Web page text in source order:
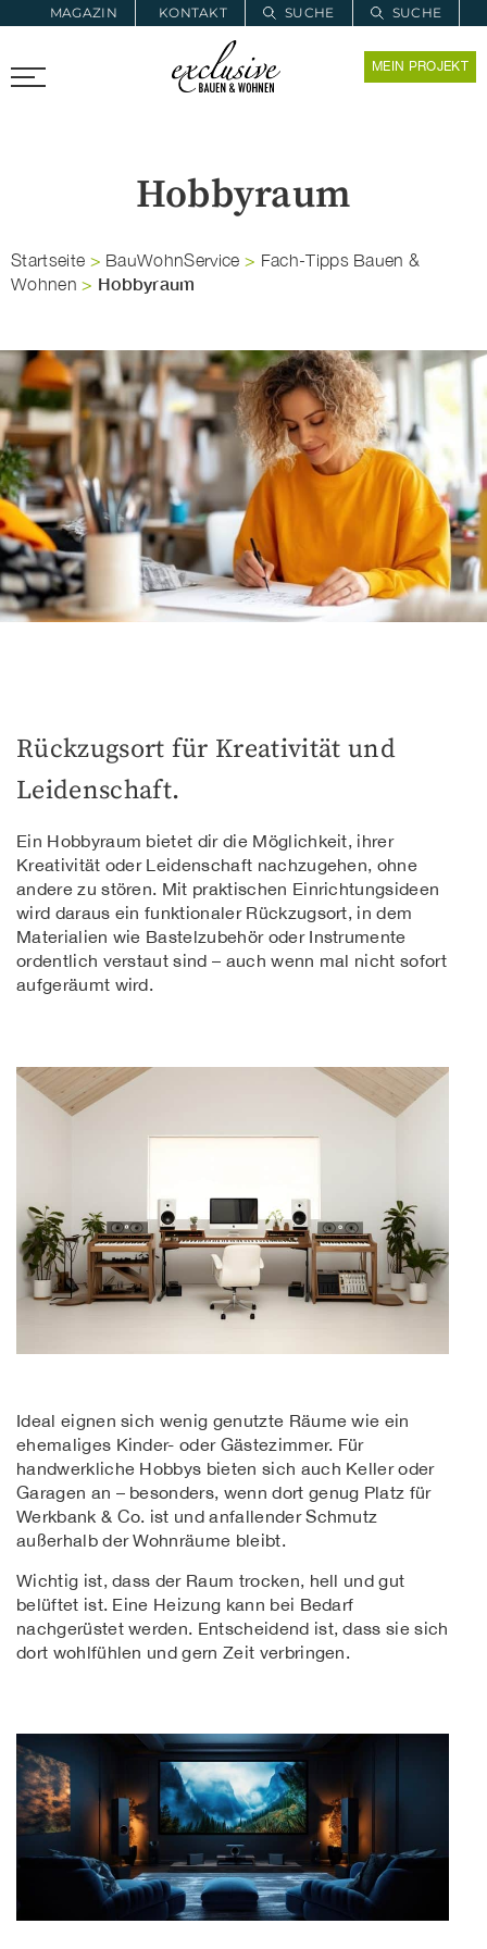
MAGAZIN KONTAKT SUCHE
SUCHE
PROARCHITEC PROINSTALL MEIN PROJEKT
Hobbyraum
Startseite > BauWohnService > Fach-Tipps Bauen &
Wohnen > Hobbyraum
Rückzugsort für Kreativität und
Leidenschaft.
Ein Hobbyraum bietet dir die Möglichkeit, ihrer
Kreativität oder Leidenschaft nachzugehen, ohne
andere zu stören. Mit praktischen Einrichtungsideen
wird daraus ein funktionaler Rückzugsort, in dem
Materialien wie Bastelzubehör oder Instrumente
ordentlich verstaut sind – auch wenn mal nicht sofort
aufgeräumt wird.
Ideal eignen sich wenig genutzte Räume wie ein
ehemaliges Kinder- oder Gästezimmer. Für
handwerkliche Hobbys bieten sich auch Keller oder
Garagen an – besonders, wenn dort genug Platz für
Werkbank & Co. ist und anfallender Schmutz
außerhalb der Wohnräume bleibt.
Wichtig ist, dass der Raum trocken, hell und gut
belüftet ist. Eine Heizung kann bei Bedarf
nachgerüstet werden. Entscheidend ist, dass sie sich
dort wohlfühlen und gern Zeit verbringen.